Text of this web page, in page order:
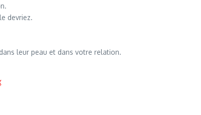
devriez.
leur peau et dans votre relation.